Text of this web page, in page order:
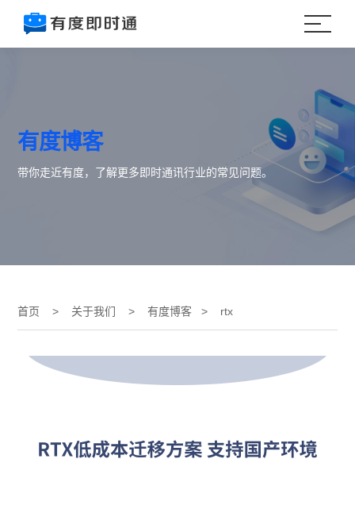
有度博客
带你走近有度，了解更多即时通讯行业的常见问题。
首页 > 关于我们 >有度博客 > rtx